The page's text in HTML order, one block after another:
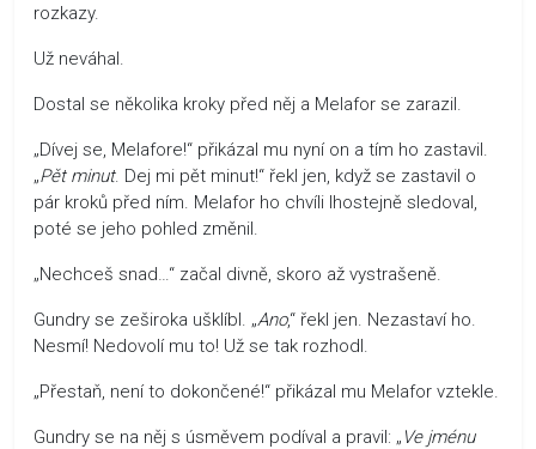
rozkazy.
Už neváhal.
Dostal se několika kroky před něj a Melafor se zarazil.
„Dívej se, Melafore!“ přikázal mu nyní on a tím ho zastavil.
„Pět minut. Dej mi pět minut!“ řekl jen, když se zastavil o
pár kroků před ním. Melafor ho chvíli lhostejně sledoval,
poté se jeho pohled změnil.
„Nechceš snad…“ začal divně, skoro až vystrašeně.
Gundry se zeširoka ušklíbl. „Ano,“ řekl jen. Nezastaví ho.
Nesmí! Nedovolí mu to! Už se tak rozhodl.
„Přestaň, není to dokončené!“ přikázal mu Melafor vztekle.
Gundry se na něj s úsměvem podíval a pravil: „ Ve jménu